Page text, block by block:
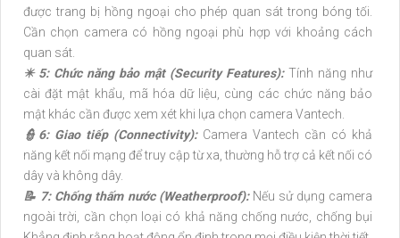
được trang bị hồng ngoại cho phép quan sát trong bóng tối.
Cần chọn camera có hồng ngoại phù hợp với khoảng cách
quan sát.
✴️ 5: Chức năng bảo mật (Security Features): Tính năng như
cài đặt mật khẩu, mã hóa dữ liệu, cùng các chức năng bảo
mật khác cần được xem xét khi lựa chọn camera Vantech.
👮6: Giao tiếp (Connectivity): Camera Vantech cần có khả
năng kết nối mạng để truy cập từ xa, thường hỗ trợ cả kết nối có
dây và không dây.
📝 7: Chống thấm nước (Weatherproof): Nếu sử dụng camera
ngoài trời, cần chọn loại có khả năng chống nước, chống bụi